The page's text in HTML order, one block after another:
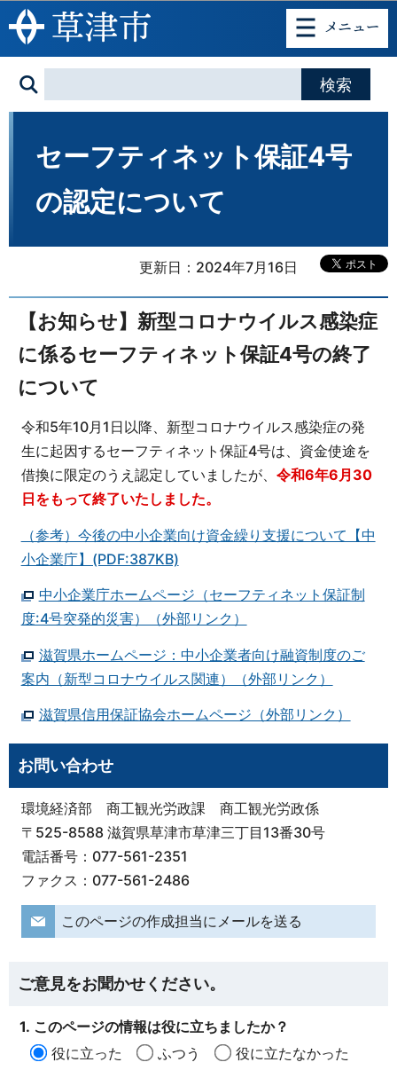
このページの本文へ移動
セーフティネット保証4号
の認定について
更新日：2024年7月16日
【お知らせ】新型コロナウイルス感染症
に係るセーフティネット保証4号の終了
について
令和5年10月1日以降、新型コロナウイルス感染症の発
生に起因するセーフティネット保証4号は、資金使途を
借換に限定のうえ認定していましたが、 令和6年6月30
日をもって終了いたしました。
（参考）今後の中小企業向け資金繰り支援について【中
小企業庁】(PDF:387KB)
中小企業庁ホームページ（セーフティネット保証制
度:4号突発的災害）（外部リンク）
滋賀県ホームページ：中小企業者向け融資制度のご
案内（新型コロナウイルス関連）（外部リンク）
滋賀県信用保証協会ホームページ（外部リンク）
お問い合わせ
環境経済部 商工観光労政課 商工観光労政係
〒525-8588 滋賀県草津市草津三丁目13番30号
電話番号：077-561-2351
ファクス：077-561-2486
このページの作成担当にメールを送る
ご意見をお聞かせください。
1. このページの情報は役に立ちましたか？
役に立った
ふつう
役に立たなかった